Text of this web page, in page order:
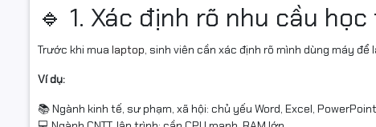
🔹 1. Xác định rõ nhu cầu
Trước khi mua laptop, sinh viên cần xác định rõ mình dùng máy
Ví dụ:
📚 Ngành kinh tế, sư phạm, xã hội: chủ yếu Word, Excel,